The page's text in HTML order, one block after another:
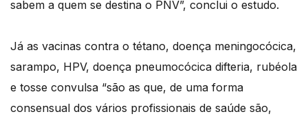
sabem a quem se destina o PNV”, conclui o estudo.
Já as vacinas contra o tétano, doença meningocócica,
sarampo, HPV, doença pneumocócica difteria, rubéola
e tosse convulsa “são as que, de uma forma
consensual dos vários profissionais de saúde são,